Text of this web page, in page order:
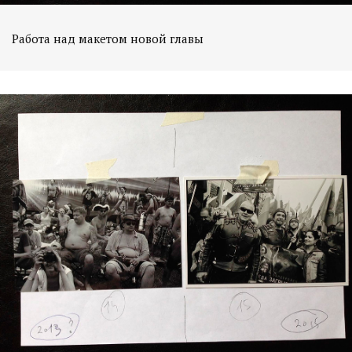
Работа над макетом новой главы